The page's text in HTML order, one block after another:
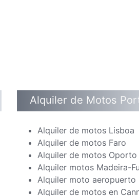
Alquiler de Motos
Alquiler de motos Lisboa
Alquiler de motos Faro
Alquiler de motos Oporto
Alquiler motos Madeira-
Alquiler moto aeropuerto
Alquiler de motos en